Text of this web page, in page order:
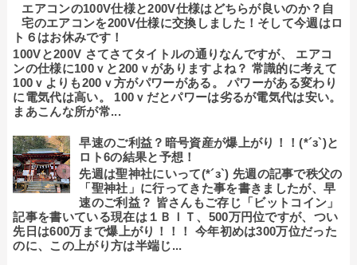
エアコンの100V仕様と200V仕様はどちらが良いのか？自
宅のエアコンを200V仕様に交換しました！そして今週はロ
ト６はお休みです！
100Vと200V さてさてタイトルの通りなんですが、 エアコ
ンの仕様に100ｖと200ｖがありますよね？ 常識的に考えて
100ｖよりも200ｖ方がパワーがある。 パワーがある変わり
に電気代は高い。 100ｖだとパワーは劣るが電気代は安い。
まあこんな所が常...
早速のご利益？暗号資産が爆上がり！！(*´з`)と
ロト6の結果と予想！
先週は聖神社にいって(*´з`) 先週の記事で秩父の
「聖神社」に行ってきた事を書きましたが、早
速のご利益？ 皆さんもご存じ「ビットコイン」
記事を書いている現在は１ＢＩＴ、500万円位ですが、つい
先日は600万まで爆上がり！！！ 今年初めは300万位だった
のに、この上がり方は半端じ...